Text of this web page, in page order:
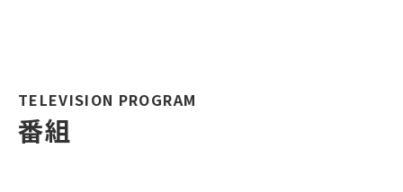
TELEVISION PROGRAM
番組